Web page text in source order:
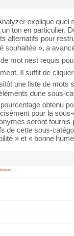
explique quel
ton en particulier.
alternatifs pour
souhaitée », a
mot nest requis
Il suffit de cliquer
une liste de mots
dune sous-
obtenu
pour la
seront fournis
de cette sous-
» et « bonne